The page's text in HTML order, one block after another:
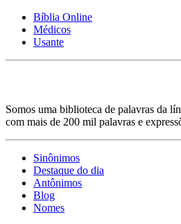
Bíblia Online
Médicos
Usante
Somos uma biblioteca de palavras da
com mais de 200 mil palavras e
Sinônimos
Destaque do dia
Antônimos
Blog
Nomes